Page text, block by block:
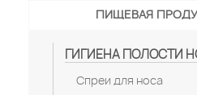
ПИЩЕВАЯ
ГИГИЕНА ПОЛОСТИ
Спреи для носа